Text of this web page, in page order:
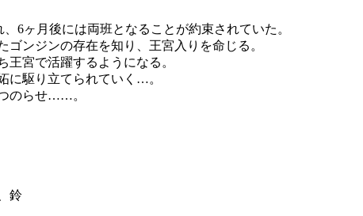
6ヶ月後には両班となることが約束されていた。
ンジンの存在を知り、王宮入りを命じる。
宮で活躍するようになる。
に駆り立てられていく…。
のらせ……。
鈴